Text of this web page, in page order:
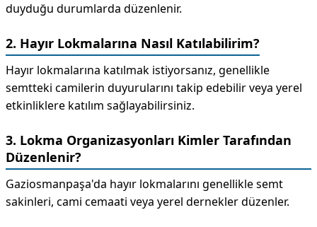
duyduğu durumlarda düzenlenir.
2. Hayır Lokmalarına Nasıl Katılabilirim?
Hayır lokmalarına katılmak istiyorsanız, genellikle
semtteki camilerin duyurularını takip edebilir veya yerel
etkinliklere katılım sağlayabilirsiniz.
3. Lokma Organizasyonları Kimler Tarafından
Düzenlenir?
Gaziosmanpaşa'da hayır lokmalarını genellikle semt
sakinleri, cami cemaati veya yerel dernekler düzenler.